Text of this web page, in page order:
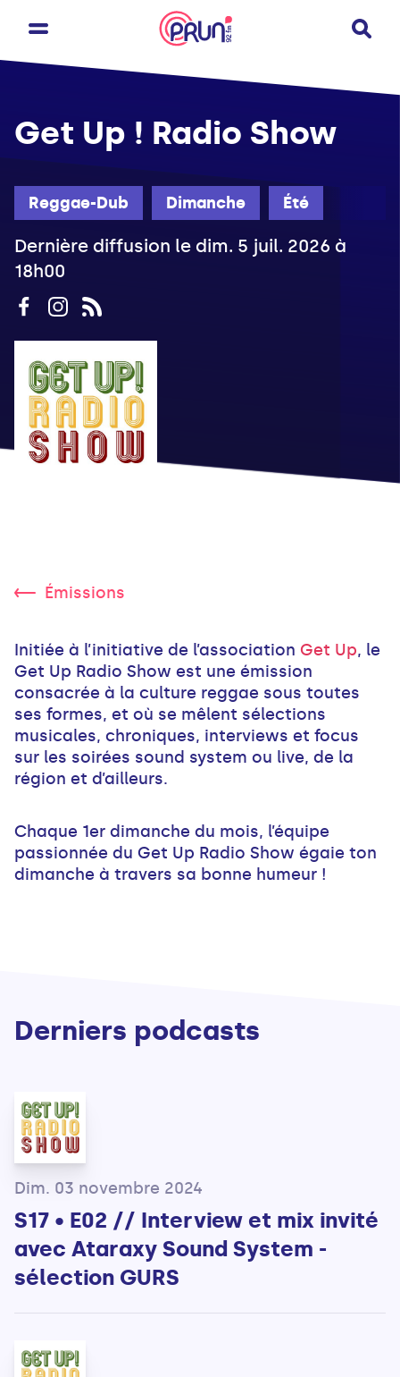
Reggae-Dub Dimanche Été
Get Up ! Radio Show
Dernière diffusion le dim. 5 juil. 2026 à
18h00
Émissions
Initiée à l’initiative de l’association Get Up, le
Get Up Radio Show est une émission
consacrée à la culture reggae sous toutes
ses formes, et où se mêlent sélections
musicales, chroniques, interviews et focus
sur les soirées sound system ou live, de la
région et d’ailleurs.
Chaque 1er dimanche du mois, l’équipe
passionnée du Get Up Radio Show égaie ton
dimanche à travers sa bonne humeur !
Derniers podcasts
Dim. 03 novembre 2024
S17 • E02 // Interview et mix invité
avec Ataraxy Sound System -
sélection GURS